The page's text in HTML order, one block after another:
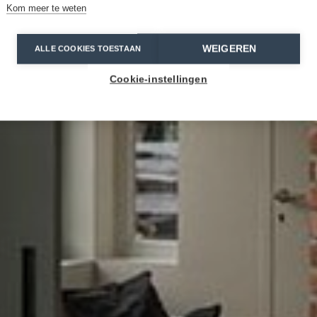
Kom meer te weten
ALLE COOKIES TOESTAAN WEIGEREN
Cookie-instellingen